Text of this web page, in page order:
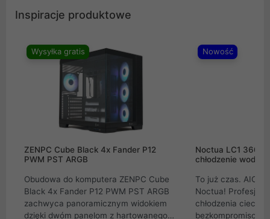
Inspiracje produktowe
Wysyłka gratis
ZENPC Cube Black 4x Fander P12
PWM PST ARGB
Obudowa do komputera ZENPC Cube
Black 4x Fander P12 PWM PST ARGB
zachwyca panoramicznym widokiem
dzięki dwóm panelom z hartowanego
Nowość
Noctua LC1
chłodzenie wodne
To już czas. AIO
Noctua!
chłodzenia cieczą